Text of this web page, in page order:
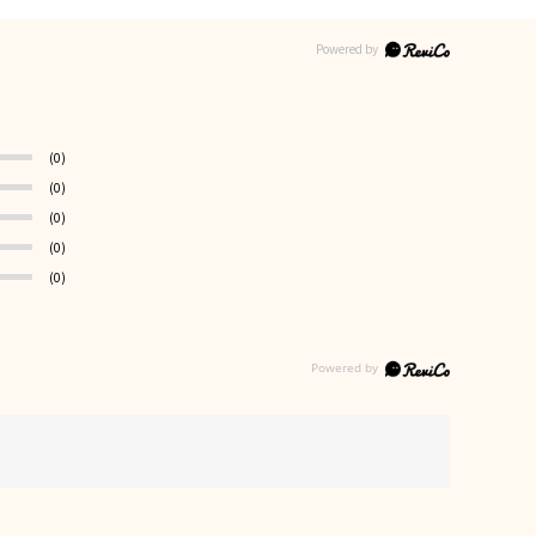
(0)
(0)
(0)
(0)
(0)